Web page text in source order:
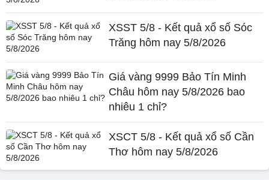
XSST 5/8 - Kết quả xổ số Sóc
Trăng hôm nay 5/8/2026
Giá vàng 9999 Bảo Tín Minh
Châu hôm nay 5/8/2026 bao
nhiêu 1 chỉ?
XSCT 5/8 - Kết quả xổ số Cần
Thơ hôm nay 5/8/2026